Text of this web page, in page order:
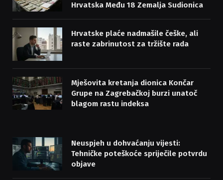
Hrvatska Među 18 Zemalja Sudionica
Hrvatske plaće nadmašile češke, ali
raste zabrinutost za tržište rada
Mješovita kretanja dionica Končar
Grupe na Zagrebačkoj burzi unatoč
blagom rastu indeksa
Neuspjeh u dohvaćanju vijesti:
Tehničke poteškoće spriječile potvrdu
objave